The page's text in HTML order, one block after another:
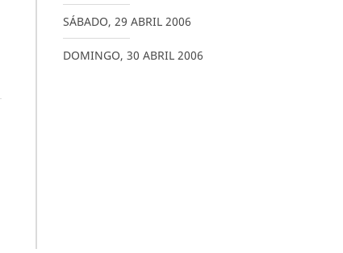
SÁBADO, 29 ABRIL 2006
DOMINGO, 30 ABRIL 2006